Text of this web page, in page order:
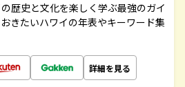
歴史と文化を楽しく学ぶ最強のガイ
きたいハワイの年表やキーワード集
詳細を見る